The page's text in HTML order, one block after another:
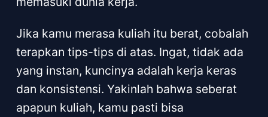
Jika kamu merasa kuliah itu berat, cobalah
terapkan tips-tips di atas. Ingat, tidak ada
yang instan, kuncinya adalah kerja keras
dan konsistensi. Yakinlah bahwa seberat
apapun kuliah, kamu pasti bisa